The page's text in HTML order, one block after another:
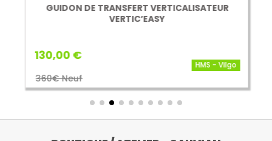
GUIDON DE TRANSFERT VERTICALISATEUR
VERTIC’EASY
130,00 €
360€ Neuf
HMS - Vilgo